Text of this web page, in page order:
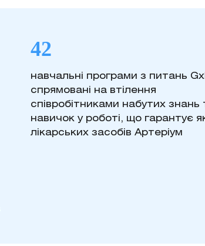
42
навчальні програми з питань
спрямовані на втілення
співробітниками набутих знань
навичок у роботі, що гарантує
лікарських засобів Артеріум